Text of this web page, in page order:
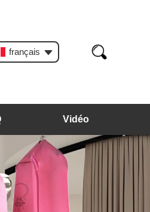
français
Vidéo